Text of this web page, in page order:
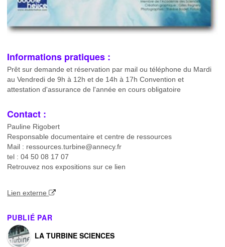
Informations pratiques :
Prêt sur demande et réservation par mail ou téléphone du Mardi
au Vendredi de 9h à 12h et de 14h à 17h Convention et
attestation d'assurance de l'année en cours obligatoire
Contact :
Pauline Rigobert
Responsable documentaire et centre de ressources
Mail : ressources.turbine@annecy.fr
tel : 04 50 08 17 07
Retrouvez nos expositions sur ce lien
Lien externe
PUBLIÉ PAR
LA TURBINE SCIENCES